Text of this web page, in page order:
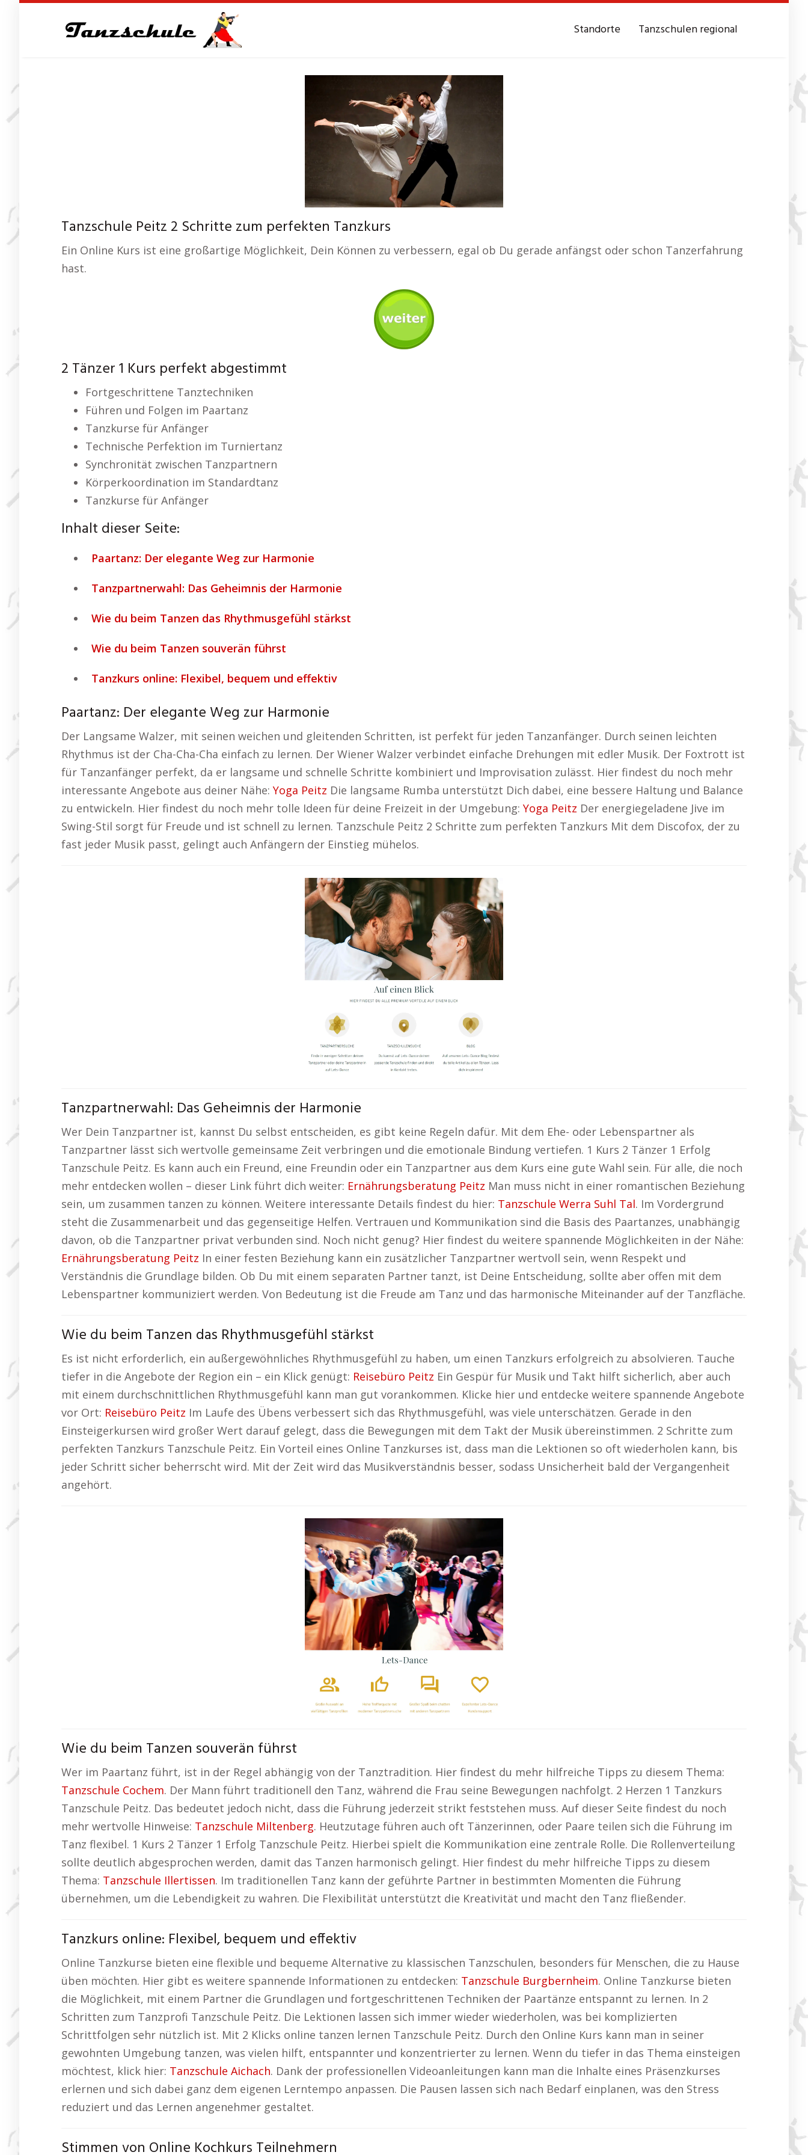
Standorte Tanzschulen regional
Tanzschule Peitz 2 Schritte zum perfekten Tanzkurs
Ein Online Kurs ist eine großartige Möglichkeit, Dein Können zu verbessern, egal ob Du gerade anfängst oder schon Tanzerfahrung
hast.
2 Tänzer 1 Kurs perfekt abgestimmt
Fortgeschrittene Tanztechniken
Führen und Folgen im Paartanz
Tanzkurse für Anfänger
Technische Perfektion im Turniertanz
Synchronität zwischen Tanzpartnern
Körperkoordination im Standardtanz
Tanzkurse für Anfänger
Inhalt dieser Seite:
Paartanz: Der elegante Weg zur Harmonie
Tanzpartnerwahl: Das Geheimnis der Harmonie
Wie du beim Tanzen das Rhythmusgefühl stärkst
Wie du beim Tanzen souverän führst
Tanzkurs online: Flexibel, bequem und effektiv
Paartanz: Der elegante Weg zur Harmonie
Der Langsame Walzer, mit seinen weichen und gleitenden Schritten, ist perfekt für jeden Tanzanfänger. Durch seinen leichten
Rhythmus ist der Cha-Cha-Cha einfach zu lernen. Der Wiener Walzer verbindet einfache Drehungen mit edler Musik. Der Foxtrott ist
für Tanzanfänger perfekt, da er langsame und schnelle Schritte kombiniert und Improvisation zulässt. Hier findest du noch mehr
interessante Angebote aus deiner Nähe: Yoga Peitz Die langsame Rumba unterstützt Dich dabei, eine bessere Haltung und Balance
zu entwickeln. Hier findest du noch mehr tolle Ideen für deine Freizeit in der Umgebung: Yoga Peitz Der energiegeladene Jive im
Swing-Stil sorgt für Freude und ist schnell zu lernen. Tanzschule Peitz 2 Schritte zum perfekten Tanzkurs Mit dem Discofox, der zu
fast jeder Musik passt, gelingt auch Anfängern der Einstieg mühelos.
Tanzpartnerwahl: Das Geheimnis der Harmonie
Wer Dein Tanzpartner ist, kannst Du selbst entscheiden, es gibt keine Regeln dafür. Mit dem Ehe- oder Lebenspartner als
Tanzpartner lässt sich wertvolle gemeinsame Zeit verbringen und die emotionale Bindung vertiefen. 1 Kurs 2 Tänzer 1 Erfolg
Tanzschule Peitz. Es kann auch ein Freund, eine Freundin oder ein Tanzpartner aus dem Kurs eine gute Wahl sein. Für alle, die noch
mehr entdecken wollen – dieser Link führt dich weiter: Ernährungsberatung Peitz Man muss nicht in einer romantischen Beziehung
sein, um zusammen tanzen zu können. Weitere interessante Details findest du hier: Tanzschule Werra Suhl Tal. Im Vordergrund
steht die Zusammenarbeit und das gegenseitige Helfen. Vertrauen und Kommunikation sind die Basis des Paartanzes, unabhängig
davon, ob die Tanzpartner privat verbunden sind. Noch nicht genug? Hier findest du weitere spannende Möglichkeiten in der Nähe:
Ernährungsberatung Peitz In einer festen Beziehung kann ein zusätzlicher Tanzpartner wertvoll sein, wenn Respekt und
Verständnis die Grundlage bilden. Ob Du mit einem separaten Partner tanzt, ist Deine Entscheidung, sollte aber offen mit dem
Lebenspartner kommuniziert werden. Von Bedeutung ist die Freude am Tanz und das harmonische Miteinander auf der Tanzfläche.
Wie du beim Tanzen das Rhythmusgefühl stärkst
Es ist nicht erforderlich, ein außergewöhnliches Rhythmusgefühl zu haben, um einen Tanzkurs erfolgreich zu absolvieren. Tauche
tiefer in die Angebote der Region ein – ein Klick genügt: Reisebüro Peitz Ein Gespür für Musik und Takt hilft sicherlich, aber auch
mit einem durchschnittlichen Rhythmusgefühl kann man gut vorankommen. Klicke hier und entdecke weitere spannende Angebote
vor Ort: Reisebüro Peitz Im Laufe des Übens verbessert sich das Rhythmusgefühl, was viele unterschätzen. Gerade in den
Einsteigerkursen wird großer Wert darauf gelegt, dass die Bewegungen mit dem Takt der Musik übereinstimmen. 2 Schritte zum
perfekten Tanzkurs Tanzschule Peitz. Ein Vorteil eines Online Tanzkurses ist, dass man die Lektionen so oft wiederholen kann, bis
jeder Schritt sicher beherrscht wird. Mit der Zeit wird das Musikverständnis besser, sodass Unsicherheit bald der Vergangenheit
angehört.
Wie du beim Tanzen souverän führst
Wer im Paartanz führt, ist in der Regel abhängig von der Tanztradition. Hier findest du mehr hilfreiche Tipps zu diesem Thema:
Tanzschule Cochem. Der Mann führt traditionell den Tanz, während die Frau seine Bewegungen nachfolgt. 2 Herzen 1 Tanzkurs
Tanzschule Peitz. Das bedeutet jedoch nicht, dass die Führung jederzeit strikt feststehen muss. Auf dieser Seite findest du noch
mehr wertvolle Hinweise: Tanzschule Miltenberg. Heutzutage führen auch oft Tänzerinnen, oder Paare teilen sich die Führung im
Tanz flexibel. 1 Kurs 2 Tänzer 1 Erfolg Tanzschule Peitz. Hierbei spielt die Kommunikation eine zentrale Rolle. Die Rollenverteilung
sollte deutlich abgesprochen werden, damit das Tanzen harmonisch gelingt. Hier findest du mehr hilfreiche Tipps zu diesem
Thema: Tanzschule Illertissen. Im traditionellen Tanz kann der geführte Partner in bestimmten Momenten die Führung
übernehmen, um die Lebendigkeit zu wahren. Die Flexibilität unterstützt die Kreativität und macht den Tanz fließender.
Tanzkurs online: Flexibel, bequem und effektiv
Online Tanzkurse bieten eine flexible und bequeme Alternative zu klassischen Tanzschulen, besonders für Menschen, die zu Hause
üben möchten. Hier gibt es weitere spannende Informationen zu entdecken: Tanzschule Burgbernheim. Online Tanzkurse bieten
die Möglichkeit, mit einem Partner die Grundlagen und fortgeschrittenen Techniken der Paartänze entspannt zu lernen. In 2
Schritten zum Tanzprofi Tanzschule Peitz. Die Lektionen lassen sich immer wieder wiederholen, was bei komplizierten
Schrittfolgen sehr nützlich ist. Mit 2 Klicks online tanzen lernen Tanzschule Peitz. Durch den Online Kurs kann man in seiner
gewohnten Umgebung tanzen, was vielen hilft, entspannter und konzentrierter zu lernen. Wenn du tiefer in das Thema einsteigen
möchtest, klick hier: Tanzschule Aichach. Dank der professionellen Videoanleitungen kann man die Inhalte eines Präsenzkurses
erlernen und sich dabei ganz dem eigenen Lerntempo anpassen. Die Pausen lassen sich nach Bedarf einplanen, was den Stress
reduziert und das Lernen angenehmer gestaltet.
Stimmen von Online Kochkurs Teilnehmern